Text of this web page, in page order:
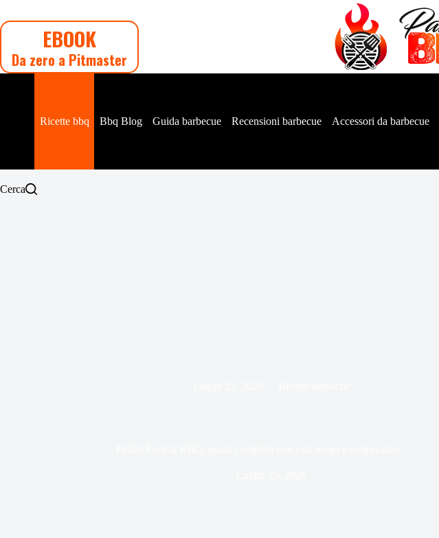
contenuto
EBOOK
Da zero a Pitmaster
Ricette bbq Bbq Blog Guida barbecue Recensioni barbecue Accessori da barbecue
Cerca